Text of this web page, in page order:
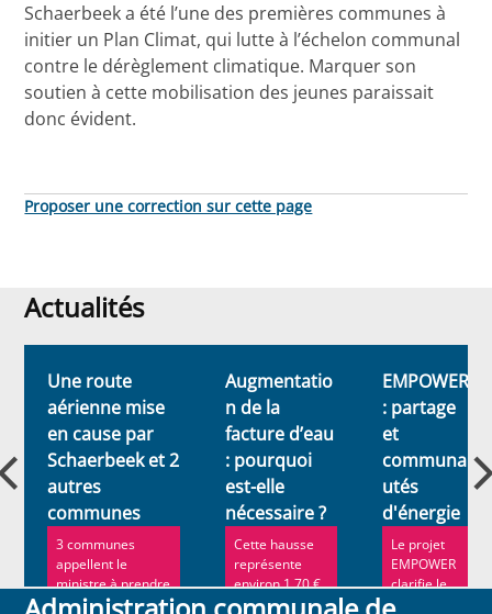
Schaerbeek a été l’une des premières communes à
initier un Plan Climat, qui lutte à l’échelon communal
contre le dérèglement climatique. Marquer son
soutien à cette mobilisation des jeunes paraissait
donc évident.
Proposer une correction sur cette page
Actualités
Actualités
Une route
aérienne mise
en cause par
Schaerbeek et 2
autres
communes
3 communes
appellent le
ministre à prendre
sans délai les
Augmentatio
n de la
facture d’eau
: pourquoi
est-elle
nécessaire ?
Cette hausse
représente
environ 1,70 €
par mois et par
EMPOWER
: partage
et
communa
utés
d'énergie
Le projet
EMPOWER
clarifie le
rôle des